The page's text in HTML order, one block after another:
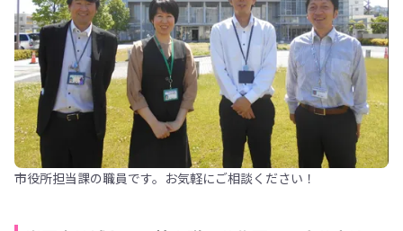
市役所担当課の職員です。お気軽にご相談ください！